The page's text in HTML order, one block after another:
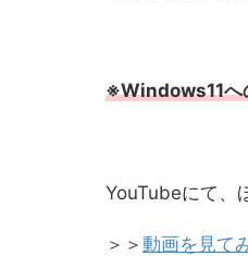
※Windows11へ
YouTubeにて、
＞＞ 動画を見て